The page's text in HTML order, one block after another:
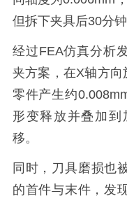
但拆下夹具后30分
经过FEA仿真分析
夹方案，在X轴方
零件产生约
形变释放并叠加
移。
同时，刀具磨损也
的首件与末件，发